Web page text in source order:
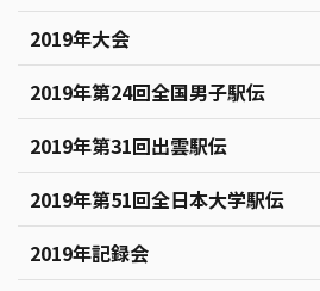
2019年大会
2019年第24回全国男子駅伝
2019年第31回出雲駅伝
2019年第51回全日本大学駅伝
2019年記録会